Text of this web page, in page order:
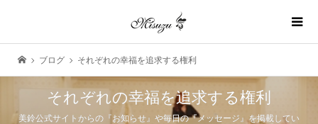
ブログ それぞれの幸福を追求する権利
それぞれの幸福を追求する権利
美鈴公式サイトからの『お知らせ』や毎日の『メッセージ』を掲載してい